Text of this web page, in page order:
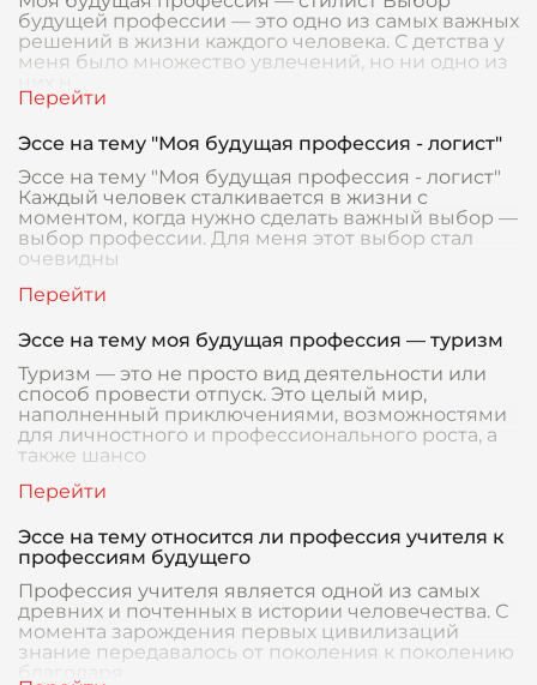
будущей профессии — это одно из самых важных
решений в жизни каждого человека. С детства у
меня было множество увлечений, но ни одно из
Эссе на тему "Моя будущая профессия - логист"
Эссе на тему "Моя будущая профессия - логист"
Каждый человек сталкивается в жизни с
моментом, когда нужно сделать важный выбор —
выбор профессии. Для меня этот выбор стал
очевидны
Эссе на тему моя будущая профессия — туризм
Туризм — это не просто вид деятельности или
способ провести отпуск. Это целый мир,
наполненный приключениями, возможностями
для личностного и профессионального роста, а
также шансо
Эссе на тему относится ли профессия учителя к
профессиям будущего
Профессия учителя является одной из самых
древних и почтенных в истории человечества. С
момента зарождения первых цивилизаций
знание передавалось от поколения к поколению
благодаря